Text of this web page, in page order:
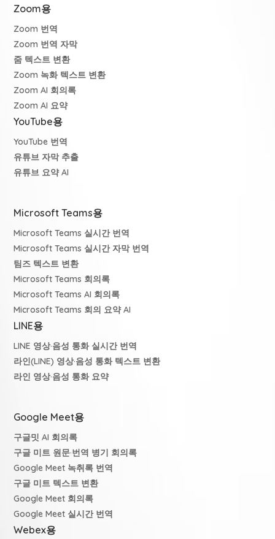
Zoom용
Zoom 번역
Zoom 번역 자막
줌 텍스트 변환
Zoom 녹화 텍스트 변환
Zoom AI 회의록
Zoom AI 요약
YouTube용
YouTube 번역
유튜브 자막 추출
유튜브 요약 AI
Microsoft Teams용
Microsoft Teams 실시간 번역
Microsoft Teams 실시간 자막 번역
팀즈 텍스트 변환
Microsoft Teams 회의록
Microsoft Teams AI 회의록
Microsoft Teams 회의 요약 AI
LINE용
LINE 영상·음성 통화 실시간 번역
라인(LINE) 영상·음성 통화 텍스트 변환
라인 영상·음성 통화 요약
Google Meet용
구글밋 AI 회의록
구글 미트 원문·번역 병기 회의록
Google Meet 녹취록 번역
구글 미트 텍스트 변환
Google Meet 회의록
Google Meet 실시간 번역
Webex용